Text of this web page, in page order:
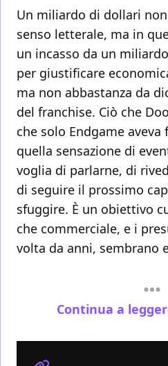
Un miliardo di dollari
senso letterale, ma in
un incasso da un
per giustificare
ma non abbastanza da
del franchise. Ciò che
che solo Endgame
quella sensazione di
voglia di parlarne, di
di seguire il prossimo
sfuggire. È un obiettivo
che commerciale, e i
volta da anni, sembrano
Continua a